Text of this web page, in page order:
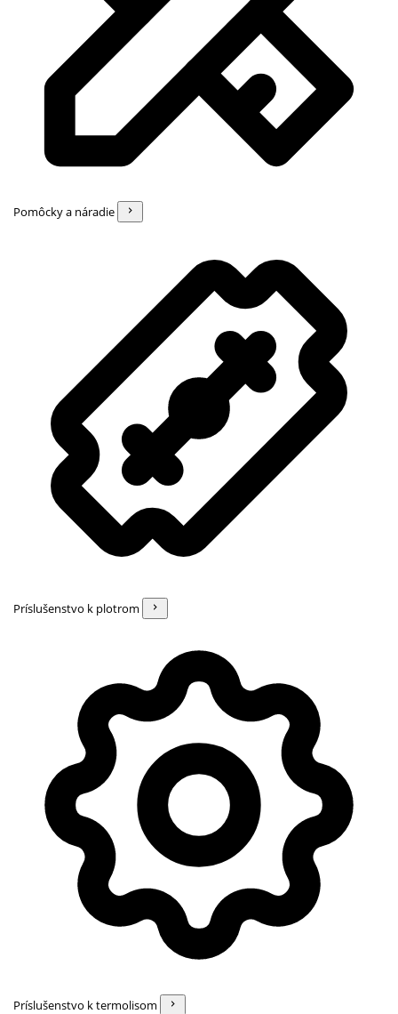
Pomôcky a náradie
Príslušenstvo k plotrom
Príslušenstvo k termolisom